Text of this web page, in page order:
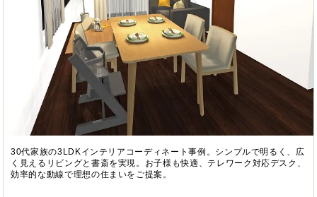
30代家族の3LDKインテリアコーディネート事例。シンプルで明るく、広
く見えるリビングと書斎を実現。お子様も快適、テレワーク対応デスク、
効率的な動線で理想の住まいをご提案。